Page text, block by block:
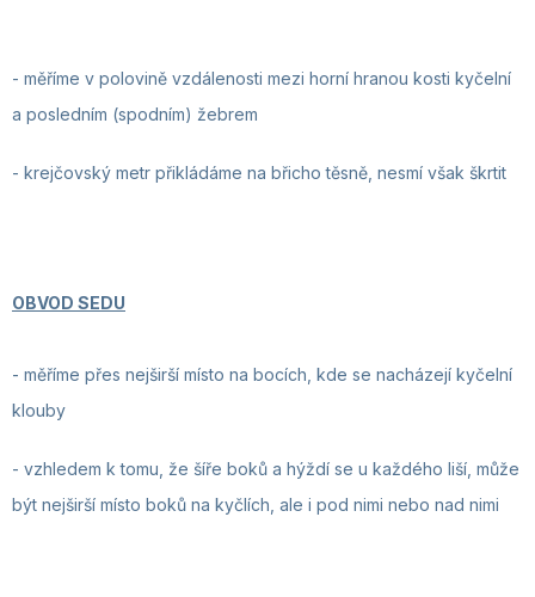
- měříme v polovině vzdálenosti mezi horní hranou kosti kyčelní
a posledním (spodním) žebrem
- krejčovský metr přikládáme na břicho těsně, nesmí však škrtit
OBVOD SEDU
- měříme přes nejširší místo na bocích, kde se nacházejí kyčelní
klouby
- vzhledem k tomu, že šíře boků a hýždí se u každého liší, může
být nejširší místo boků na kyčlích, ale i pod nimi nebo nad nimi